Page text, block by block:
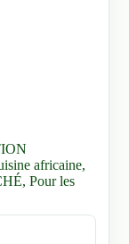
africaine,
,Pour les